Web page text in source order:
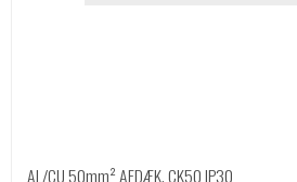
AL/CU 50mm² AFDÆK. CK50 IP30